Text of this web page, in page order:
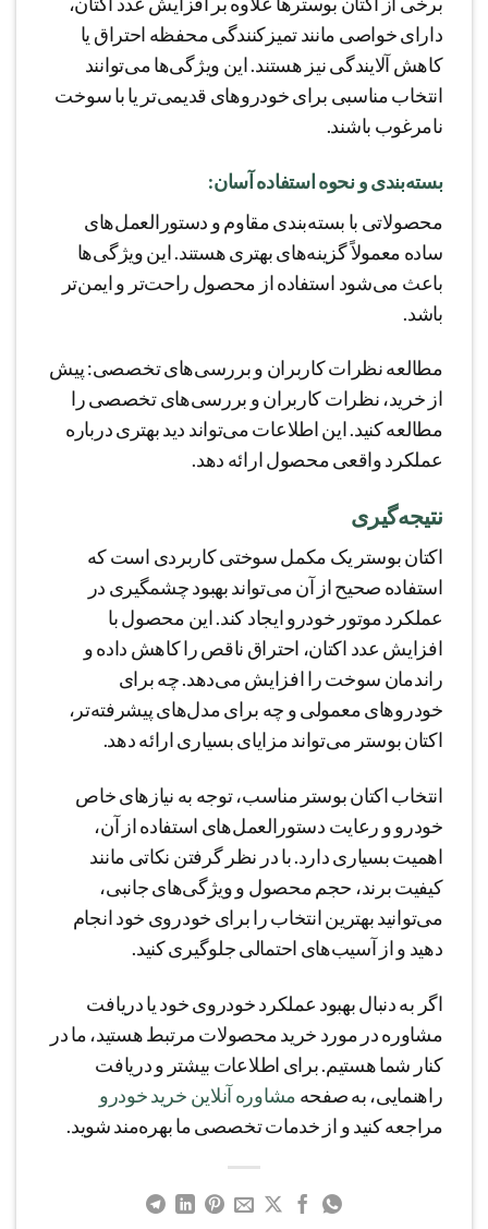
دارای خواصی مانند تمیزکنندگی محفظه احتراق یا
کاهش آلایندگی نیز هستند. این ویژگی‌ها می‌توانند
انتخاب مناسبی برای خودروهای قدیمی‌تر یا با سوخت
نامرغوب باشند.
بسته‌بندی و نحوه استفاده آسان:
محصولاتی با بسته‌بندی مقاوم و دستورالعمل‌های
ساده معمولاً گزینه‌های بهتری هستند. این ویژگی‌ها
باعث می‌شود استفاده از محصول راحت‌تر و ایمن‌تر
باشد.
مطالعه نظرات کاربران و بررسی‌های تخصصی: پیش
از خرید، نظرات کاربران و بررسی‌های تخصصی را
مطالعه کنید. این اطلاعات می‌تواند دید بهتری درباره
عملکرد واقعی محصول ارائه دهد.
نتیجه‌گیری
اکتان بوستر یک مکمل سوختی کاربردی است که
استفاده صحیح از آن می‌تواند بهبود چشمگیری در
عملکرد موتور خودرو ایجاد کند. این محصول با
افزایش عدد اکتان، احتراق ناقص را کاهش داده و
راندمان سوخت را افزایش می‌دهد. چه برای
خودروهای معمولی و چه برای مدل‌های پیشرفته‌تر،
اکتان بوستر می‌تواند مزایای بسیاری ارائه دهد.
انتخاب اکتان بوستر مناسب، توجه به نیازهای خاص
خودرو و رعایت دستورالعمل‌های استفاده از آن،
اهمیت بسیاری دارد. با در نظر گرفتن نکاتی مانند
کیفیت برند، حجم محصول و ویژگی‌های جانبی،
می‌توانید بهترین انتخاب را برای خودروی خود انجام
دهید و از آسیب‌های احتمالی جلوگیری کنید.
اگر به دنبال بهبود عملکرد خودروی خود یا دریافت
مشاوره در مورد خرید محصولات مرتبط هستید، ما در
کنار شما هستیم. برای اطلاعات بیشتر و دریافت
راهنمایی، به صفحه مشاوره آنلاین خرید خودرو
مراجعه کنید و از خدمات تخصصی ما بهره‌مند شوید.